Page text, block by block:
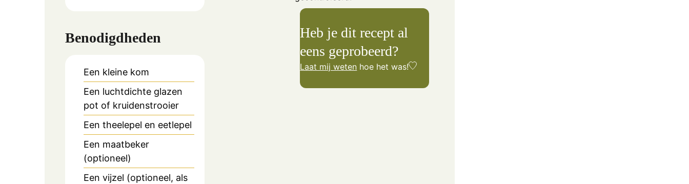
Benodigdheden
Een kleine kom
Een luchtdichte glazen
pot of kruidenstrooier
Een theelepel en eetlepel
Een maatbeker
(optioneel)
Een vijzel (optioneel, als
Heb je dit recept al
eens geprobeerd?
Laat mij weten hoe het was!